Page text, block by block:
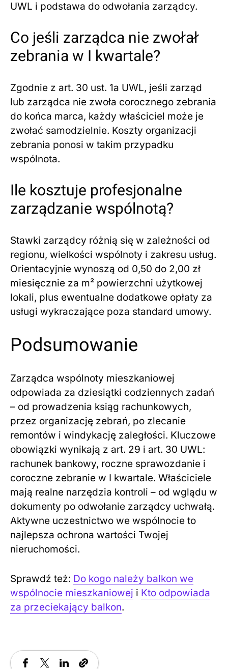
UWL i podstawa do odwołania zarządcy.
Co jeśli zarządca nie zwołał
zebrania w I kwartale?
Zgodnie z art. 30 ust. 1a UWL, jeśli zarząd
lub zarządca nie zwoła corocznego zebrania
do końca marca, każdy właściciel może je
zwołać samodzielnie. Koszty organizacji
zebrania ponosi w takim przypadku
wspólnota.
Ile kosztuje profesjonalne
zarządzanie wspólnotą?
Stawki zarządcy różnią się w zależności od
regionu, wielkości wspólnoty i zakresu usług.
Orientacyjnie wynoszą od 0,50 do 2,00 zł
miesięcznie za m² powierzchni użytkowej
lokali, plus ewentualne dodatkowe opłaty za
usługi wykraczające poza standard umowy.
Podsumowanie
Zarządca wspólnoty mieszkaniowej
odpowiada za dziesiątki codziennych zadań
– od prowadzenia ksiąg rachunkowych,
przez organizację zebrań, po zlecanie
remontów i windykację zaległości. Kluczowe
obowiązki wynikają z art. 29 i art. 30 UWL:
rachunek bankowy, roczne sprawozdanie i
coroczne zebranie w I kwartale. Właściciele
mają realne narzędzia kontroli – od wglądu w
dokumenty po odwołanie zarządcy uchwałą.
Aktywne uczestnictwo we wspólnocie to
najlepsza ochrona wartości Twojej
nieruchomości.
Sprawdź też: Do kogo należy balkon we
wspólnocie mieszkaniowej i Kto odpowiada
za przeciekający balkon.